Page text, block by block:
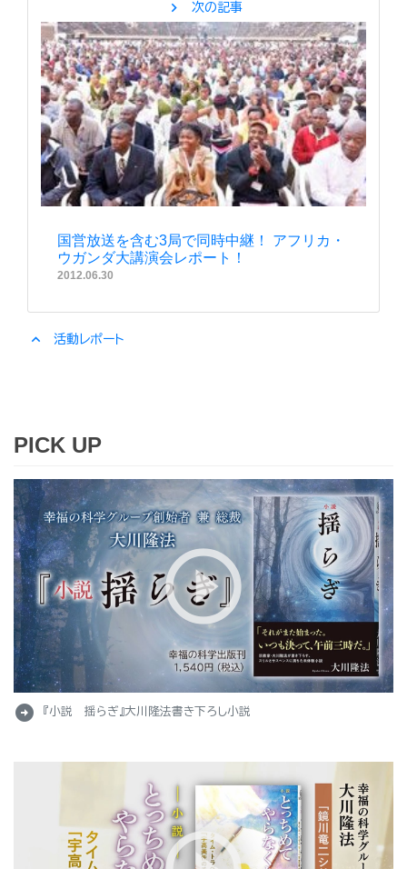
chevron_right 次の記事
国営放送を含む3局で同時中継！ アフリカ・
ウガンダ大講演会レポート！
2012.06.30
expand_less 活動レポート
PICK UP
arrow_circle_right 『小説 揺らぎ』大川隆法書き下ろし小説